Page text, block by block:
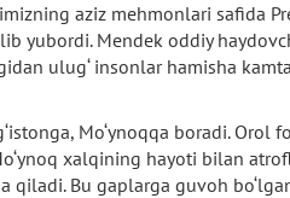
aziz mehmonlari safida
yubordi. Mendek oddiy
ulug‘ insonlar hamisha
Mo‘ynoqqa boradi. Orol
xalqining hayoti bilan
Bu gaplarga guvoh